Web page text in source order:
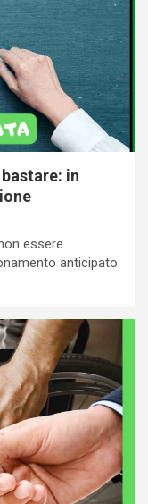
in
essere
anticipato.